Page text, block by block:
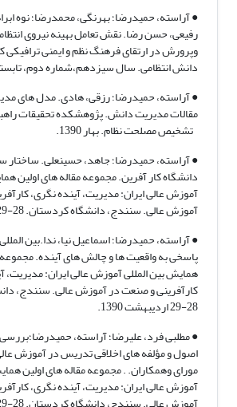
● آراسته، حمیدرضا؛ بهرنگی، محمدرضا؛ نوه
رفیعی، حسن رضا. نقش تعامل بهینه نیروی
وپرورش در ارتقای فرهنگ نظم و ایمنی
دانش انتظامی. سال سیزدهم،شماره دوم، تابستان
● آراسته، حمیدرضا؛ رزقی، هادی. مدل های
مقالات مدیریت دانش. پژوهشکده تحقیقات
تشخیص مصلحت نظام. بهار 1390.
● آراسته، حمیدرضا؛ جاهد، حسینعلی. ساختار
دانشگاه کار آفرین. مجموعه مقاله های اولین
آموزش عالی ایران: مدیریت، آینده نگری،
آموزش عالی. سنندج، دانشگاه کردستان. 28-29 اردیبهشت 1390.
● آراسته، حمیدرضا؛ اسماعیل نیا، ندا.بین
پاسخی به واقعیت ها و چالش های آینده. مجموعه
همایش بین المللی آموزش عالی ایران: مدیریت،
کارآفرینی و صنعت در آموزش عالی. سنندج،
28-29 اردیبهشت 1390.
● مطلبی فرد، علیرضا؛ آراسته،
اصول و مؤلفه های اخلاقی تدریس در آموزش
مورای وهمکاران. . مجموعه مقاله های اولین
آموزش عالی ایران: مدیریت، آینده نگری،